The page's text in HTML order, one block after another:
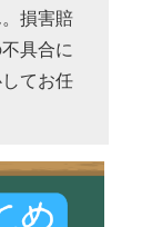
損害賠
具合に
てお任